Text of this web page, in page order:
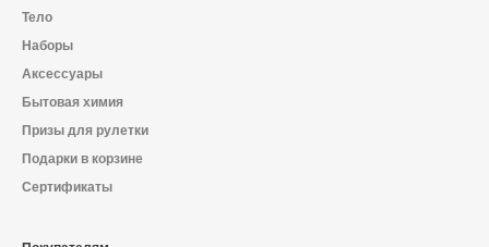
Тело
Наборы
Аксессуары
Бытовая химия
Призы для рулетки
Подарки в корзине
Сертификаты